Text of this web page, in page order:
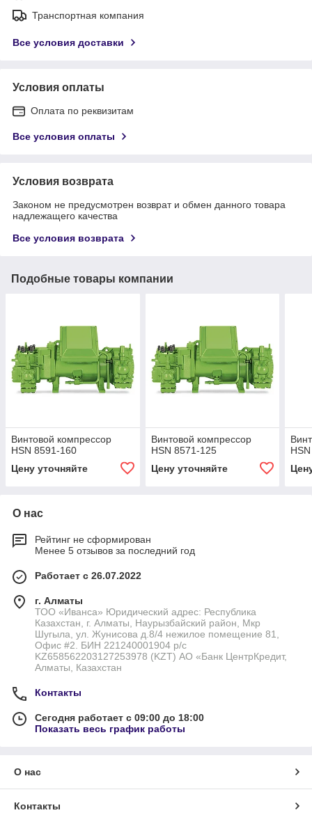
Транспортная компания
Все условия доставки
Условия оплаты
Оплата по реквизитам
Все условия оплаты
Условия возврата
Законом не предусмотрен возврат и обмен данного товара
надлежащего качества
Все условия возврата
Подобные товары компании
Винтовой компрессор
HSN 8591-160
Цену уточняйте
Винтовой компрессор
HSN 8571-125
Цену уточняйте
О нас
Рейтинг не сформирован
Менее 5 отзывов за последний год
Работает с 26.07.2022
г. Алматы
ТОО «Иванса» Юридический адрес: Республика
Казахстан, г. Алматы, Наурызбайский район, Мкр
Шугыла, ул. Жунисова д.8/4 нежилое помещение 81,
Офис #2. БИН 221240001904 р/с
KZ658562203127253978 (KZT) АО «Банк ЦентрКредит,
Алматы, Казахстан
Контакты
Сегодня работает с 09:00 до 18:00
Показать весь график работы
О нас
Контакты